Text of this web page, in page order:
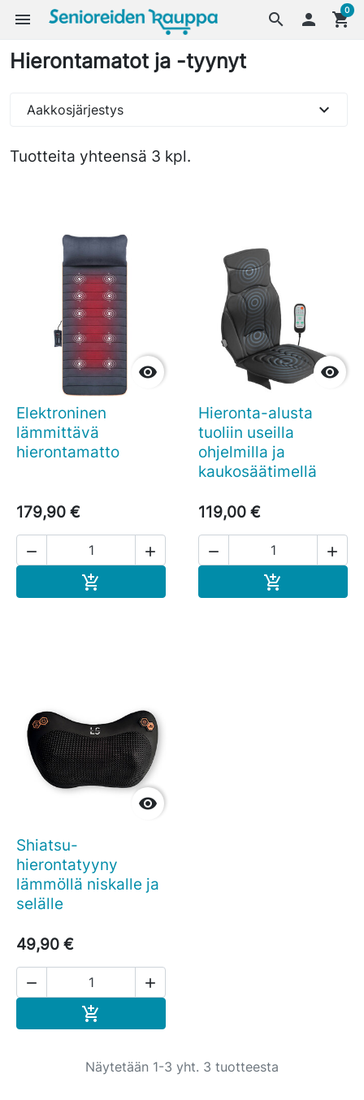
search
menu  shopping_cart
0
Hierontamatot ja -tyynyt
Tuotteita yhteensä 3 kpl.
Aakkosjärjestys expand_more

Elektroninen
lämmittävä
hierontamatto
179,90 €
 


Hieronta-alusta
tuoliin useilla
ohjelmilla ja
kaukosäätimellä
119,00 €
 


Shiatsu-
hierontatyyny
lämmöllä niskalle ja
selälle
49,90 €
 

Näytetään 1-3 yht. 3 tuotteesta